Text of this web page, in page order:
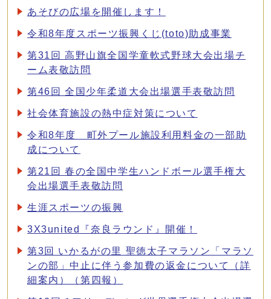
あそびの広場を開催します！
令和8年度スポーツ振興くじ(toto)助成事業
第31回 高野山旗全国学童軟式野球大会出場チ
ーム表敬訪問
第46回 全国少年柔道大会出場選手表敬訪問
社会体育施設の熱中症対策について
令和8年度 町外プール施設利用料金の一部助
成について
第21回 春の全国中学生ハンドボール選手権大
会出場選手表敬訪問
生涯スポーツの振興
3X3united『奈良ラウンド』開催！
第3回 いかるがの里 聖徳太子マラソン「マラソ
ンの部」中止に伴う参加費の返金について（詳
細案内）（第四報）